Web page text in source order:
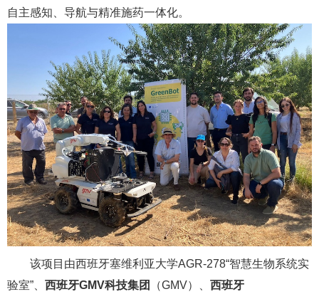
自主感知、导航与精准施药一体化。
该项目由西班牙塞维利亚大学AGR-278“智慧生物系统实
验室”、 西班牙GMV科技集团 （GMV）、 西班牙